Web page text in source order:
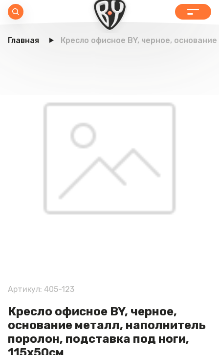
Главная Кресло офисное BY, черное,
Артикул: 405-123
Кресло офисное BY, черное,
основание металл, наполнитель
поролон, подставка под ноги,